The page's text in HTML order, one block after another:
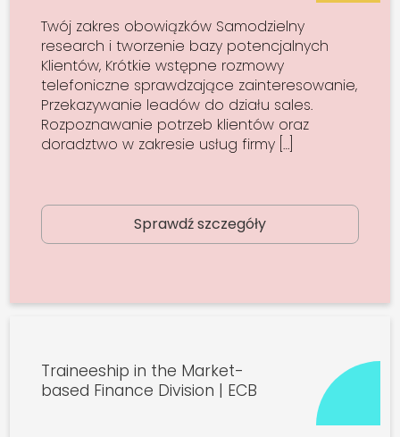
Twój zakres obowiązków Samodzielny
research i tworzenie bazy potencjalnych
Klientów, Krótkie wstępne rozmowy
telefoniczne sprawdzające zainteresowanie,
Przekazywanie leadów do działu sales.
Rozpoznawanie potrzeb klientów oraz
doradztwo w zakresie usług firmy […]
Sprawdź szczegóły
Traineeship in the Market-
based Finance Division | ECB